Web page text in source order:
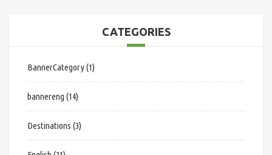
CATEGORIES
BannerCategory(1)
bannereng (14)
Destinations (3)